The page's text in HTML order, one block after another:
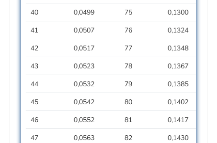
40
0,0499 75
0,1300
41
0,0507 76
0,1324
42
0,0517 77
0,1348
43
0,0523 78
0,1367
44
0,0532 79
0,1385
45
0,0542 80
0,1402
46
0,0552 81
0,1417
47
0,0563 82
0,1430